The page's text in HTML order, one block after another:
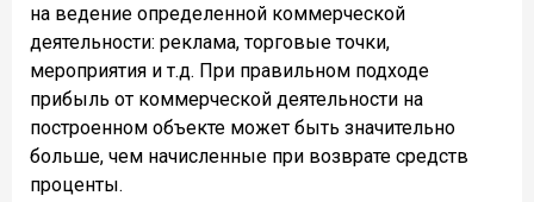
на ведение определенной коммерческой
деятельности: реклама, торговые точки,
мероприятия и т.д. При правильном подходе
прибыль от коммерческой деятельности на
построенном объекте может быть значительно
больше, чем начисленные при возврате средств
проценты.